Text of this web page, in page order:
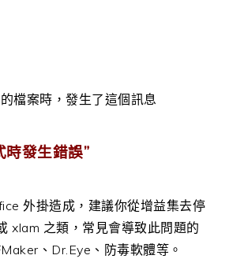
檔案時，發生了這個訊息
時發生錯誤”
外掛造成，建議你從增益集去停
xlam 之類，常見會導致此問題的
、Dr.Eye、防毒軟體等。